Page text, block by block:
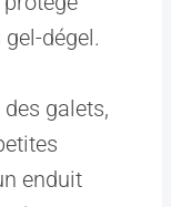
dégel.
galets,
enduit